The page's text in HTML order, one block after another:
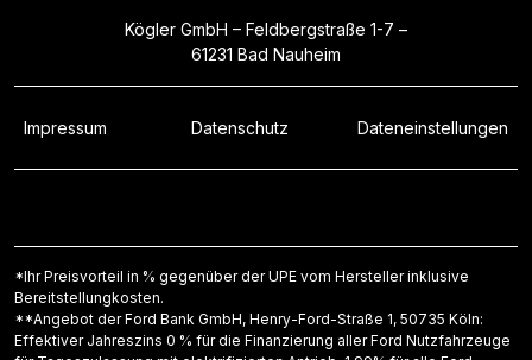
Kögler GmbH – Feldbergstraße 1-7 –
61231 Bad Nauheim
Impressum Datenschutz Dateneinstellungen
*Ihr Preisvorteil in % gegenüber der UPE vom Hersteller inklusive
Bereitstellungkosten.
**Angebot der Ford Bank GmbH, Henry-Ford-Straße 1, 50735 Köln:
Effektiver Jahreszins 0 % für die Finanzierung aller Ford Nutzfahrzeuge